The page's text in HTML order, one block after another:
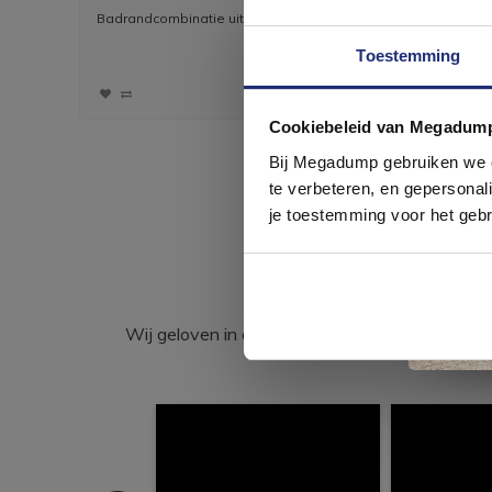
Toestemming
Cookiebeleid van
Bij Megadump gebruiken
te verbeteren, en
je toestemming voor het
Omstel 065
Badrandcombinatie uit de Chap-serie
1.687,95
1.395,00
Wij geloven in de kracht van delen. Deel jouw